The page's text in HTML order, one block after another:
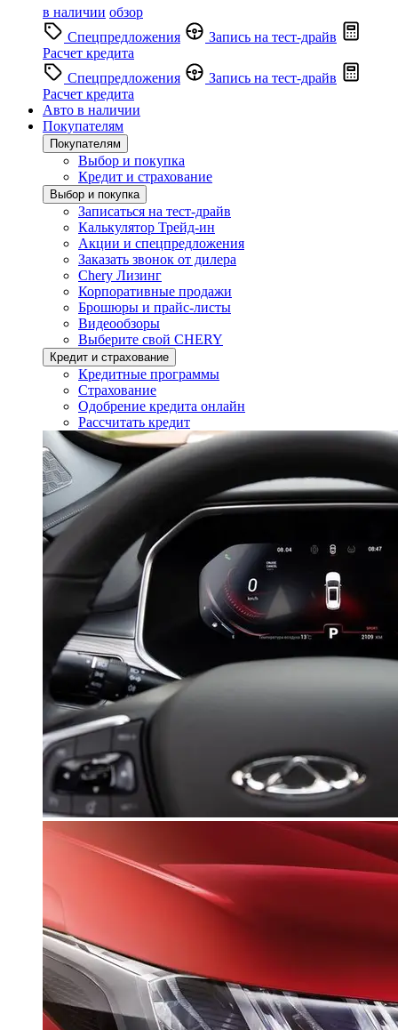
в наличии обзор
Спецпредложения
Запись на тест-драйв
Расчет кредита
Спецпредложения
Запись на тест-драйв
Расчет кредита
Авто в наличии
Покупателям
Покупателям
Выбор и покупка
Кредит и страхование
Выбор и покупка
Записаться на тест-драйв
Калькулятор Трейд-ин
Акции и спецпредложения
Заказать звонок от дилера
Chery Лизинг
Корпоративные продажи
Брошюры и прайс-листы
Видеообзоры
Выберите свой CHERY
Кредит и страхование
Кредитные программы
Страхование
Одобрение кредита онлайн
Рассчитать кредит